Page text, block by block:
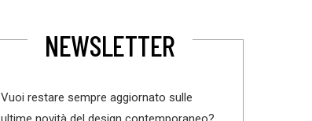
NEWSLETTER
Vuoi restare sempre aggiornato sulle